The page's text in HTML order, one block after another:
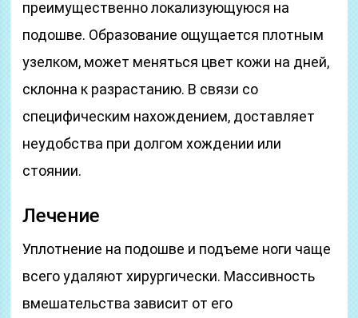
преимущественно локализующуюся на
подошве. Образование ощущается плотным
узелком, может меняться цвет кожи на дней,
склонна к разрастанию. В связи со
специфическим нахождением, доставляет
неудобства при долгом хождении или
стоянии.
Лечение
Уплотнение на подошве и подъеме ноги чаще
всего удаляют хирургически. Массивность
вмешательства зависит от его